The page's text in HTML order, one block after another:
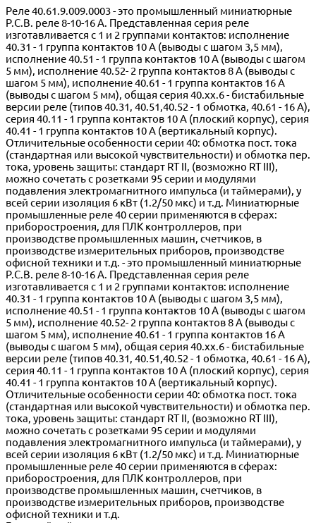
Реле 40.61.9.009.0003 - это промышленный миниатюрные
P.C.B. реле 8-10-16 A. Представленная серия реле
изготавливается с 1 и 2 группами контактов: исполнение
40.31 - 1 группа контактов 10 A (выводы с шагом 3,5 мм),
исполнение 40.51 - 1 группа контактов 10 A (выводы с шагом
5 мм), исполнение 40.52- 2 группа контактов 8 A (выводы с
шагом 5 мм), исполнение 40.61 - 1 группа контактов 16 A
(выводы с шагом 5 мм), общая серия 40.xx.6 - бистабильные
версии реле (типов 40.31, 40.51,40.52 - 1 обмотка, 40.61 - 16 А),
серия 40.11 - 1 группа контактов 10 A (плоский корпус), серия
40.41 - 1 группа контактов 10 A (вертикальный корпус).
Отличительные особенности серии 40: обмотка пост. тока
(стандартная или высокой чувствительности) и обмотка пер.
тока, уровень защиты: стандарт RT II, (возможно RT III),
можно сочетать с розетками 95 серии и модулями
подавления электромагнитного импульса (и таймерами), у
всей серии изоляция 6 кВт (1.2/50 мкс) и т.д. Миниатюрные
промышленные реле 40 серии применяются в сферах:
приборостроения, для ПЛК контроллеров, при
производстве промышленных машин, счетчиков, в
производстве измерительных приборов, производстве
офисной техники и т.д. - это промышленный миниатюрные
P.C.B. реле 8-10-16 A. Представленная серия реле
изготавливается с 1 и 2 группами контактов: исполнение
40.31 - 1 группа контактов 10 A (выводы с шагом 3,5 мм),
исполнение 40.51 - 1 группа контактов 10 A (выводы с шагом
5 мм), исполнение 40.52- 2 группа контактов 8 A (выводы с
шагом 5 мм), исполнение 40.61 - 1 группа контактов 16 A
(выводы с шагом 5 мм), общая серия 40.xx.6 - бистабильные
версии реле (типов 40.31, 40.51,40.52 - 1 обмотка, 40.61 - 16 А),
серия 40.11 - 1 группа контактов 10 A (плоский корпус), серия
40.41 - 1 группа контактов 10 A (вертикальный корпус).
Отличительные особенности серии 40: обмотка пост. тока
(стандартная или высокой чувствительности) и обмотка пер.
тока, уровень защиты: стандарт RT II, (возможно RT III),
можно сочетать с розетками 95 серии и модулями
подавления электромагнитного импульса (и таймерами), у
всей серии изоляция 6 кВт (1.2/50 мкс) и т.д. Миниатюрные
промышленные реле 40 серии применяются в сферах:
приборостроения, для ПЛК контроллеров, при
производстве промышленных машин, счетчиков, в
производстве измерительных приборов, производстве
офисной техники и т.д.